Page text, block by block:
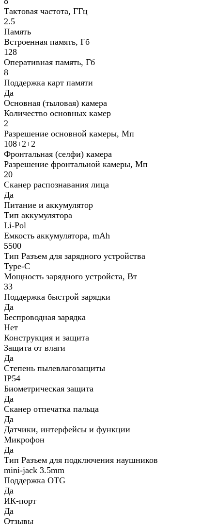
Тактовая частота, ГГц
2.5
Память
Встроенная память, Гб
128
Оперативная память, Гб
8
Поддержка карт памяти
Да
Основная (тыловая) камера
Количество основных камер
2
Разрешение основной камеры, Мп
108+2+2
Фронтальная (селфи) камера
Разрешение фронтальной камеры, Мп
20
Сканер распознавания лица
Да
Питание и аккумулятор
Тип аккумулятора
Li-Pol
Емкость аккумулятора, mAh
5500
Тип Разъем для зарядного устройства
Type-C
Мощность зарядного устройста, Вт
33
Поддержка быстрой зарядки
Да
Беспроводная зарядка
Нет
Конструкция и защита
Защита от влаги
Да
Степень пылевлагозащиты
IP54
Биометрическая защита
Да
Сканер отпечатка пальца
Да
Датчики, интерфейсы и функции
Микрофон
Да
Тип Разъем для подключения наушников
mini-jack 3.5mm
Поддержка OTG
Да
ИК-порт
Да
Отзывы